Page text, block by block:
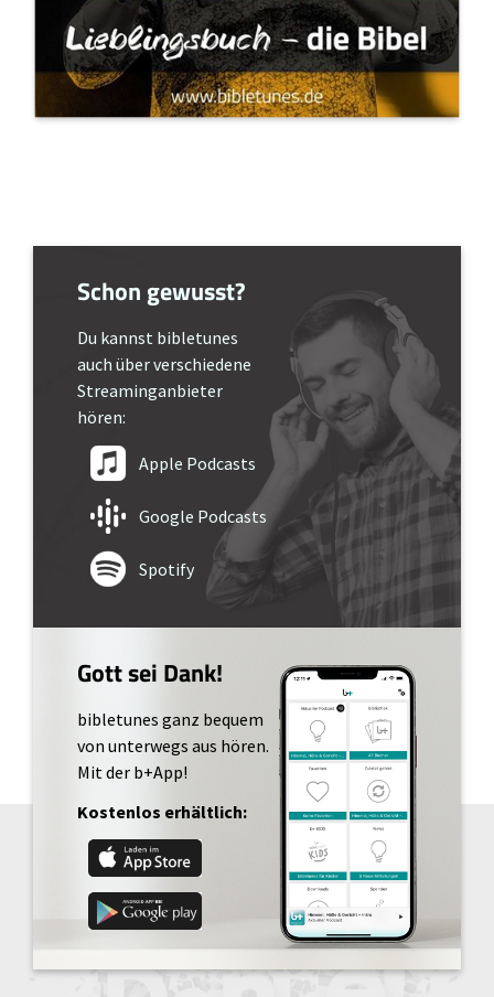
Schon gewusst?
Du kannst bibletunes
auch über verschiedene
Streaminganbieter
hören:
Apple Podcasts
Google Podcasts
Spotify
Gott sei Dank!
bibletunes ganz bequem
von unterwegs aus hören.
Mit der b+App!
Kostenlos erhältlich: